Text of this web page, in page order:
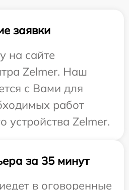
заявки
на сайте
Zelmer. Наш
с Вами для
работ
устройства Zelmer.
за 35 минут
в оговоренные